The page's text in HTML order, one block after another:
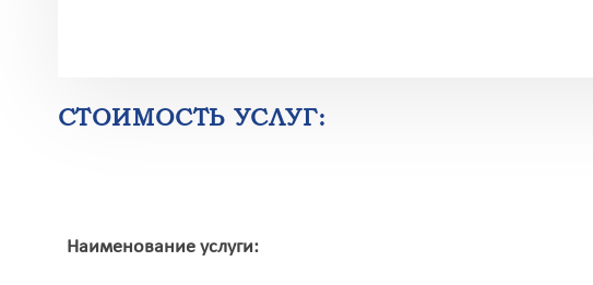
СТОИМОСТЬ УСЛУГ:
Наименование услуги: